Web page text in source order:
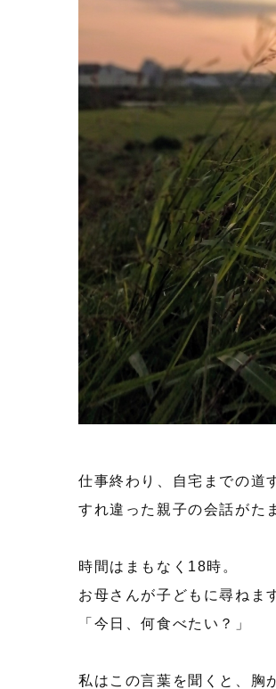
仕事終わり、自宅までの道
すれ違った親子の会話がた
時間はまもなく18時。
お母さんが子どもに尋ねま
「今日、何食べたい？」
私はこの言葉を聞くと、胸